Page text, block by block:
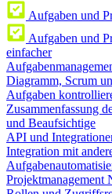
Aufgaben und
Aufgaben und
einfacher
Diagramm, Scrum
Aufgaben
Zusammenfassung
und Beaufsichtige
API und
Integration mit
Projektmanagement